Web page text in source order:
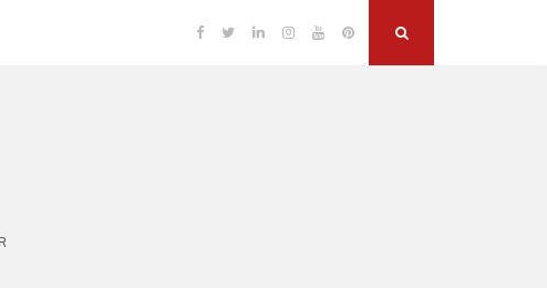
Facebook
TwitterLinkedinInstagram
YouTubePinterest